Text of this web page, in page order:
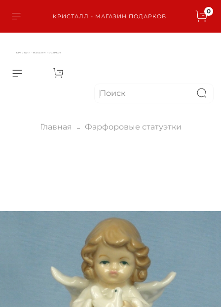
КРИСТАЛЛ - МАГАЗИН ПОДАРКОВ
0
КРИСТАЛЛ - МАГАЗИН ПОДАРКОВ
Главная Фарфоровые статуэтки